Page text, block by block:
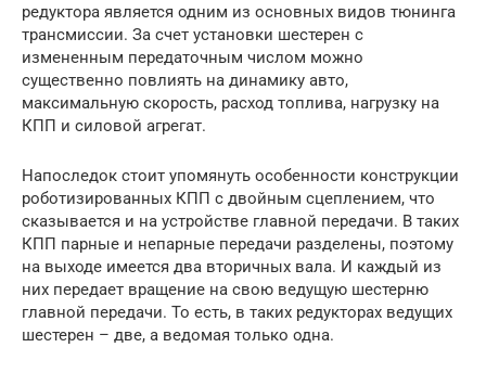
редуктора является одним из основных видов тюнинга
трансмиссии. За счет установки шестерен с
измененным передаточным числом можно
существенно повлиять на динамику авто,
максимальную скорость, расход топлива, нагрузку на
КПП и силовой агрегат.
Напоследок стоит упомянуть особенности конструкции
роботизированных КПП с двойным сцеплением, что
сказывается и на устройстве главной передачи. В таких
КПП парные и непарные передачи разделены, поэтому
на выходе имеется два вторичных вала. И каждый из
них передает вращение на свою ведущую шестерню
главной передачи. То есть, в таких редукторах ведущих
шестерен – две, а ведомая только одна.